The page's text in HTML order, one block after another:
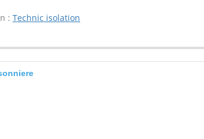
: Technic isolation